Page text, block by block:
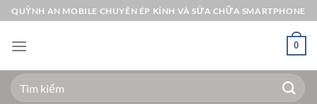
Bỏ
qua
nội
QUỲNH AN MOBILE CHUYÊN ÉP KÍNH VÀ SỬA CHỮA SMARTPHONE
0
Tìm
kiếm: